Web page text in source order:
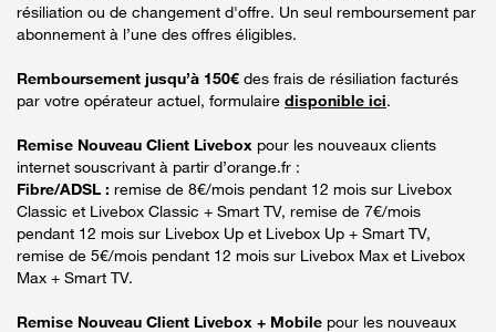
résiliation ou de changement d'offre. Un seul remboursement par
abonnement à l’une des offres éligibles.
Remboursement jusqu’à 150€ des frais de résiliation facturés
par votre opérateur actuel, formulaire disponible ici.
Remise Nouveau Client Livebox pour les nouveaux clients
internet souscrivant à partir d’orange.fr :
Fibre/ADSL : remise de 8€/mois pendant 12 mois sur Livebox
Classic et Livebox Classic + Smart TV, remise de 7€/mois
pendant 12 mois sur Livebox Up et Livebox Up + Smart TV,
remise de 5€/mois pendant 12 mois sur Livebox Max et Livebox
Max + Smart TV.
Remise Nouveau Client Livebox + Mobile pour les nouveaux